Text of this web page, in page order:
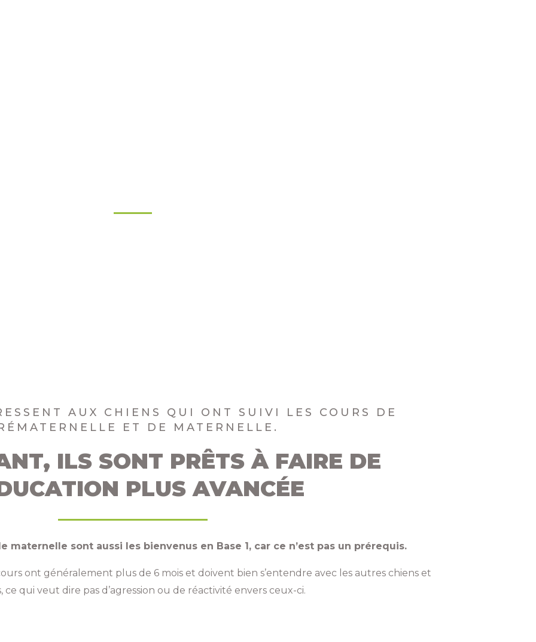
AUX CHIENS QUI ONT SUIVI LES COURS DE
ET DE MATERNELLE.
ILS SONT PRÊTS À FAIRE DE
PLUS AVANCÉE
maternelle sont aussi les bienvenus en Base 1, car ce n’est pas un prérequis.
ont généralement plus de 6 mois et doivent bien s’entendre avec les autres chiens et
ce qui veut dire pas d’agression ou de réactivité envers ceux-ci.